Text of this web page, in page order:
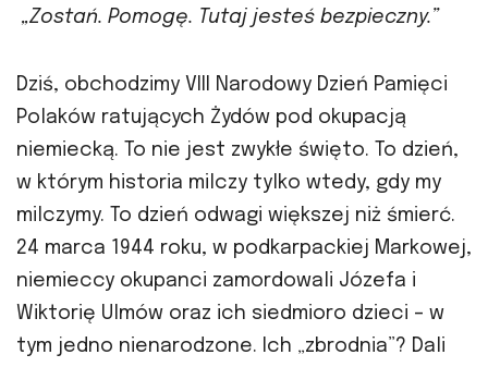
„Zostań. Pomogę. Tutaj jesteś bezpieczny.”
Dziś, obchodzimy VIII Narodowy Dzień Pamięci
Polaków ratujących Żydów pod okupacją
niemiecką. To nie jest zwykłe święto. To dzień,
w którym historia milczy tylko wtedy, gdy my
milczymy. To dzień odwagi większej niż śmierć.
24 marca 1944 roku, w podkarpackiej Markowej,
niemieccy okupanci zamordowali Józefa i
Wiktorię Ulmów oraz ich siedmioro dzieci – w
tym jedno nienarodzone. Ich „zbrodnia”? Dali